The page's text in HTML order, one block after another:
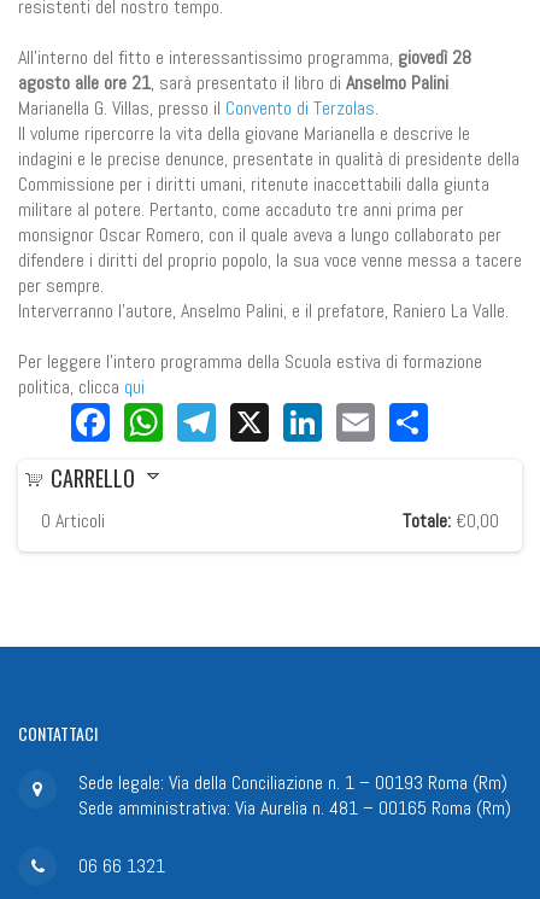
resistenti del nostro tempo.
All'interno del fitto e interessantissimo programma, giovedì 28
agosto alle ore 21, sarà presentato il libro di Anselmo Palini
Marianella G. Villas, presso il Convento di Terzolas.
Il volume ripercorre la vita della giovane Marianella e descrive le
indagini e le precise denunce, presentate in qualità di presidente della
Commissione per i diritti umani, ritenute inaccettabili dalla giunta
militare al potere. Pertanto, come accaduto tre anni prima per
monsignor Oscar Romero, con il quale aveva a lungo collaborato per
difendere i diritti del proprio popolo, la sua voce venne messa a tacere
per sempre.
Interverranno l'autore, Anselmo Palini, e il prefatore, Raniero La Valle.
Per leggere l'intero programma della Scuola estiva di formazione
politica, clicca qui
Facebook
WhatsApp
Telegram
X LinkedIn
Email
CARRELLO
0 Articoli Totale: €0,00
CONTATTACI
Sede legale: Via della Conciliazione n. 1 – 00193 Roma (Rm)
Sede amministrativa: Via Aurelia n. 481 – 00165 Roma (Rm)
06 66 1321